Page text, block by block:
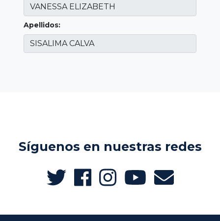
Apellidos:
Síguenos en nuestras redes